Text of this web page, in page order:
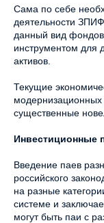
Сама по себе
деятельности
данный вид
инструментом для
активов.
Текущие
существенные
Инвестиционные
Введение паев
российского
на разные
системе и
могут быть паи с